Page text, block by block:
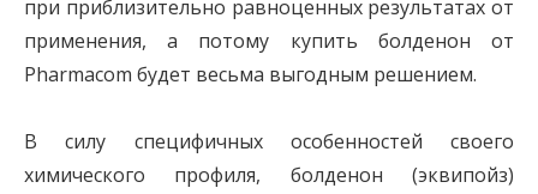
при приблизительно равноценных результатах от
применения, а потому купить болденон от
Pharmacom будет весьма выгодным решением.
В силу специфичных особенностей своего
химического профиля, болденон (эквипойз)